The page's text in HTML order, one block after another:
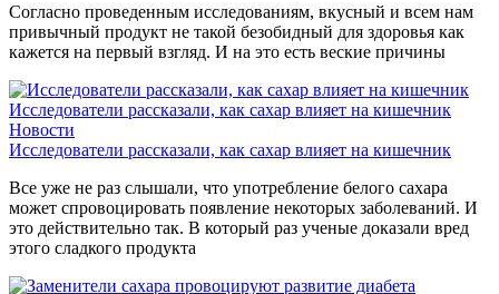
Согласно проведенным исследованиям, вкусный и всем нам
привычный продукт не такой безобидный для здоровья как
кажется на первый взгляд. И на это есть веские причины
Исследователи рассказали, как сахар влияет на кишечник
Новости
Исследователи рассказали, как сахар влияет на кишечник
Все уже не раз слышали, что употребление белого сахара
может спровоцировать появление некоторых заболеваний. И
это действительно так. В который раз ученые доказали вред
этого сладкого продукта